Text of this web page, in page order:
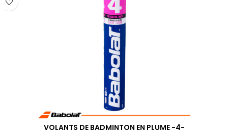
VOLANTS DE BADMINTON EN PLUME -4-